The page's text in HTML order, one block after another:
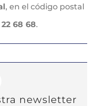
, en el código postal
68 68.
newsletter